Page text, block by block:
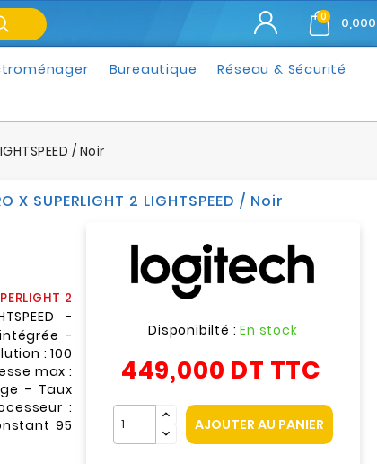
0
Bureautique Réseau & Sécurité
/ Noir
SUPERLIGHT 2 LIGHTSPEED / Noir
2
-
intégrée -
: 100
max :
- Taux
:
95
Disponibilté :En stock
449,000 DT TTC
AJOUTER AU PANIER